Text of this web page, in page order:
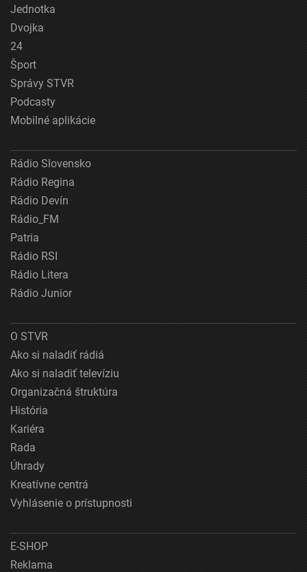
Jednotka
Dvojka
24
Šport
Správy STVR
Podcasty
Mobilné aplikácie
Rádio Slovensko
Rádio Regina
Rádio Devín
Rádio_FM
Patria
Rádio RSI
Rádio Litera
Rádio Junior
O STVR
Ako si naladiť rádiá
Ako si naladiť televíziu
Organizačná štruktúra
História
Kariéra
Rada
Úhrady
Kreatívne centrá
Vyhlásenie o prístupnosti
E-SHOP
Reklama